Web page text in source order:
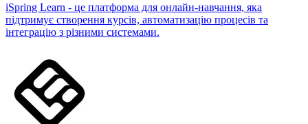
iSpring Learn - це платформа для онлайн-навчання, яка
підтримує створення курсів, автоматизацію процесів та
інтеграцію з різними системами.